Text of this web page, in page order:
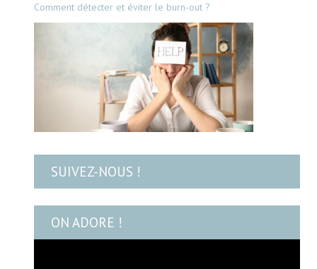
Comment détecter et éviter le burn-out ?
SUIVEZ-NOUS !
ON ADORE !